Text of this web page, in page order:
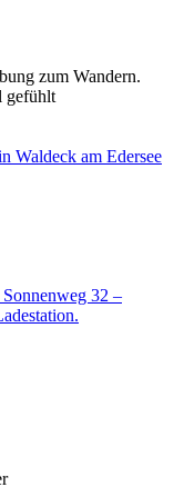
zum Wandern.
gefühlt
Waldeck am Edersee
32 –